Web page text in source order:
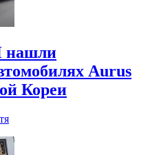
нашли
Aurus
Кореи